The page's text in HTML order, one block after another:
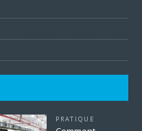
PRATIQUE